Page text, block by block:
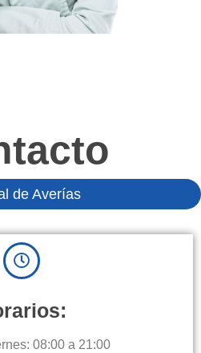
de Averías
08:00 a 21:00